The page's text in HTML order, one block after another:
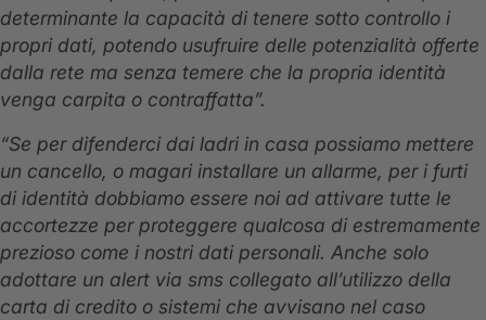
determinante la capacità di tenere sotto controllo i
propri dati, potendo usufruire delle potenzialità offerte
dalla rete ma senza temere che la propria identità
venga carpita o contraffatta”.
“Se per difenderci dai ladri in casa possiamo mettere
un cancello, o magari installare un allarme, per i furti
di identità dobbiamo essere noi ad attivare tutte le
accortezze per proteggere qualcosa di estremamente
prezioso come i nostri dati personali. Anche solo
adottare un alert via sms collegato all’utilizzo della
carta di credito o sistemi che avvisano nel caso